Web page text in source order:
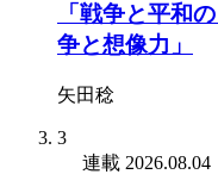
「戦争と平和
争と想像力」
矢田稔
3
連載 2026.08.04